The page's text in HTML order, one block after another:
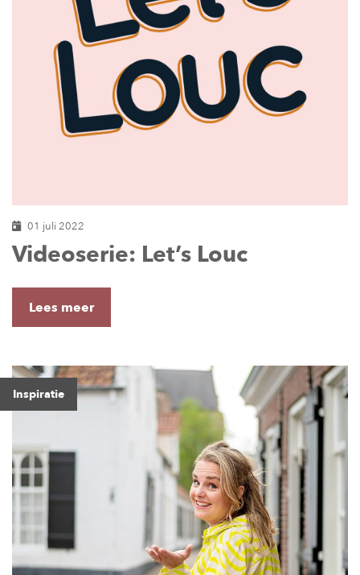
01 juli 2022
Videoserie: Let’s Louc
Lees meer
Inspiratie